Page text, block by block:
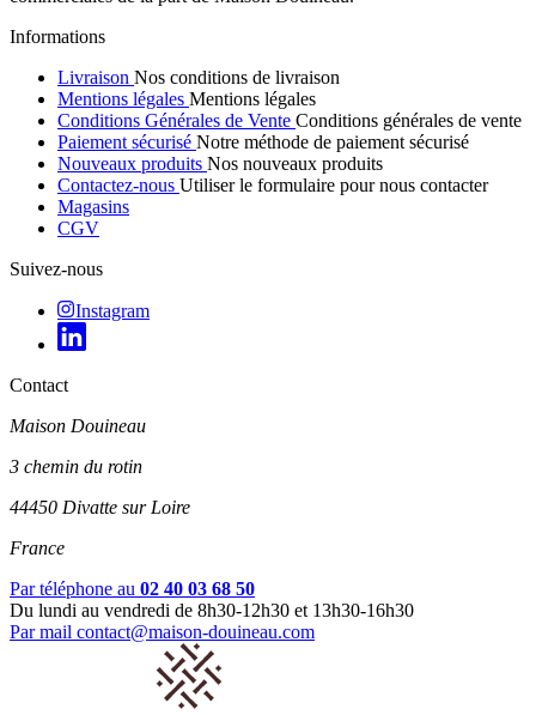
Informations
Livraison Nos conditions de livraison
Mentions légales Mentions légales
Conditions Générales de Vente Conditions générales de vente
Paiement sécurisé Notre méthode de paiement sécurisé
Nouveaux produits Nos nouveaux produits
Contactez-nous Utiliser le formulaire pour nous contacter
Magasins
CGV
Suivez-nous
Instagram
Contact
Maison Douineau
3 chemin du rotin
44450 Divatte sur Loire
France
Par téléphone au 02 40 03 68 50
Du lundi au vendredi de 8h30-12h30 et 13h30-16h30
Par mail contact@maison-douineau.com